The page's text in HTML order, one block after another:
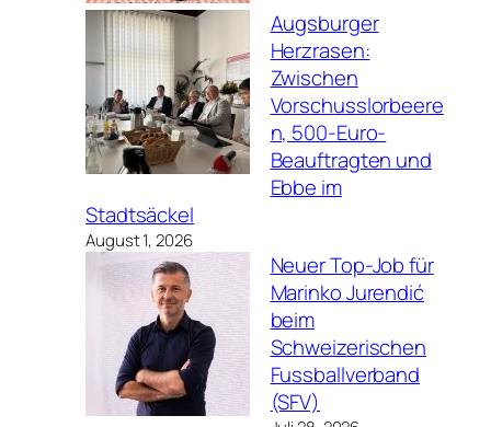
Augsburger
Herzrasen:
Zwischen
Vorschusslorbeere
n, 500-Euro-
Beauftragten und
Ebbe im
Stadtsäckel
August 1, 2026
Neuer Top-Job für
Marinko Jurendić
beim
Schweizerischen
Fussballverband
(SFV)